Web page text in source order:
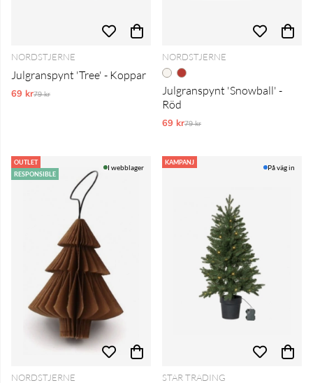
NORDSTJERNE
Julgranspynt 'Tree' - Koppar
69 krOrdinarie pris:
79 kr
NORDSTJERNE
Julgranspynt 'Snowball' -
Röd
69 krOrdinarie pris:
79 kr
OUTLET
RESPONSIBLE
I webblager
NORDSTJERNE
KAMPANJ
På väg in
STAR TRADING